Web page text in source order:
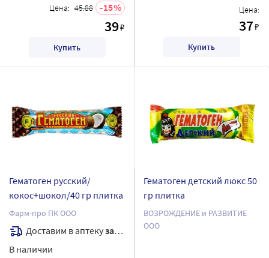
Цена: 45.88 15
39₽
Купить
Цена:
37₽
Купить
Гематоген русский/
кокос+шокол/40 гр плитка
Фарм-про ПК ООО
Доставим в аптекузавтра
В наличии
Гематоген детский люкс 50
гр плитка
ВОЗРОЖДЕНИЕ и РАЗВИТИЕ
ООО